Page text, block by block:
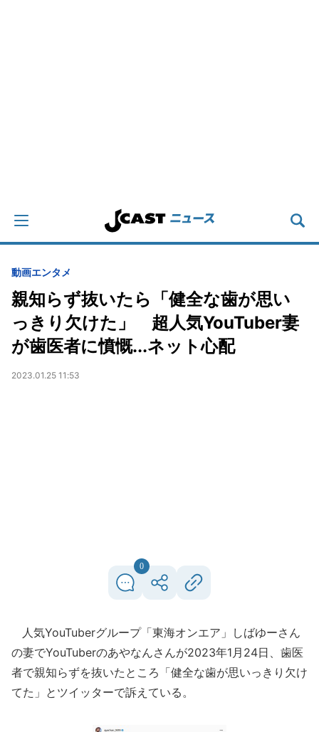
動画エンタメ
親知らず抜いたら「健全な歯が思い
っきり欠けた」 超人気YouTuber妻
が歯医者に憤慨...ネット心配
2023.01.25 11:53
0
人気YouTuberグループ「東海オンエア」しばゆーさん
の妻でYouTuberのあやなんさんが2023年1月24日、歯医
者で親知らずを抜いたところ「健全な歯が思いっきり欠け
てた」とツイッターで訴えている。